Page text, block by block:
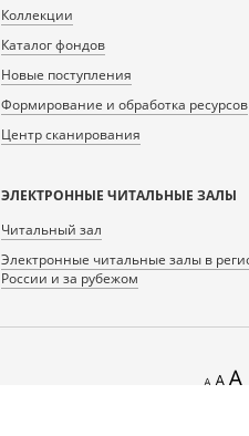
Коллекции
Каталог фондов
Новые поступления
Формирование и обработка ресурсов
Центр сканирования
ЭЛЕКТРОННЫЕ ЧИТАЛЬНЫЕ ЗАЛЫ
Читальный зал
Электронные читальные залы в
России и за рубежом